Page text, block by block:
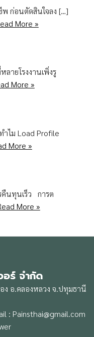
ก่อนตัดสินใจลง […]
More »
ายโรงงานเพิ่งรู
More »
ำไม Load Profile
More »
คืนทุนเร็ว การต
More »
อร์ จำกัด
ง อ.คลองหลวง จ.ปทุมธานี
: Painsthai@gmail.com